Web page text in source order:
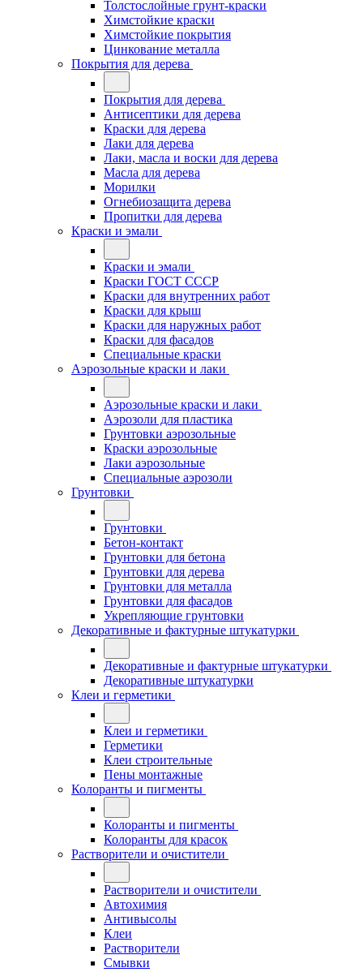
Толстослойные грунт-краски
Химстойкие краски
Химстойкие покрытия
Цинкование металла
Покрытия для дерева
Покрытия для дерева
Антисептики для дерева
Краски для дерева
Лаки для дерева
Лаки, масла и воски для дерева
Масла для дерева
Морилки
Огнебиозащита дерева
Пропитки для дерева
Краски и эмали
Краски и эмали
Краски ГОСТ СССР
Краски для внутренних работ
Краски для крыш
Краски для наружных работ
Краски для фасадов
Специальные краски
Аэрозольные краски и лаки
Аэрозольные краски и лаки
Аэрозоли для пластика
Грунтовки аэрозольные
Краски аэрозольные
Лаки аэрозольные
Специальные аэрозоли
Грунтовки
Грунтовки
Бетон-контакт
Грунтовки для бетона
Грунтовки для дерева
Грунтовки для металла
Грунтовки для фасадов
Укрепляющие грунтовки
Декоративные и фактурные штукатурки
Декоративные и фактурные штукатурки
Декоративные штукатурки
Клеи и герметики
Клеи и герметики
Герметики
Клеи строительные
Пены монтажные
Колоранты и пигменты
Колоранты и пигменты
Колоранты для красок
Растворители и очистители
Растворители и очистители
Автохимия
Антивысолы
Клеи
Растворители
Смывки